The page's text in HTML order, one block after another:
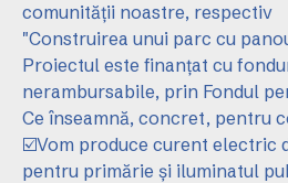
comunității noastre, respectiv
"Construirea unui parc cu
Proiectul este finanțat cu
nerambursabile, prin Fondul
Ce înseamnă, concret, pentru
☑️Vom produce curent electric
pentru primărie și iluminatul